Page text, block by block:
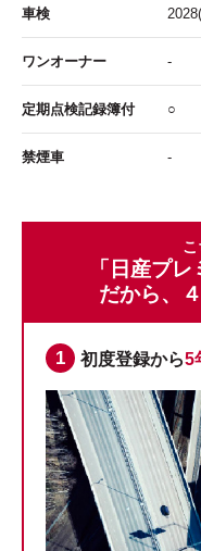
車検 2028
ワンオーナー -
定期点検記録簿付 ○
禁煙車 -
「日産プ
だから、
初度登録から5